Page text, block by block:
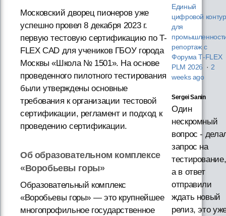
Московский дворец пионеров уже
успешно провел 8 декабря 2023 г.
первую тестовую сертификацию по T-
FLEX CAD для учеников ГБОУ города
Москвы «Школа № 1501». На основе
проведенного пилотного тестирования
были утверждены основные
требования к организации тестовой
сертификации, регламент и подход к
проведению сертификации.
Об образовательном комплексе
«Воробьевы горы»
Образовательный комплекс
«Воробьевы горы» — это крупнейшее
многопрофильное государственное
Единый
цифровой контур
для
репортаж с
Форума T‑FLEX
PLM 2026 · 2
weeks ago
Sergei Sanin
Один
нескромный
вопрос -
запрос на
тестирование,
а в ответ
отправили
ждать новый
релиз, это